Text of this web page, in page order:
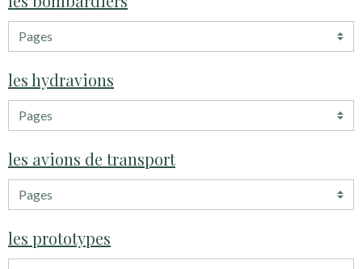
les hydravions
les avions de transport
les prototypes